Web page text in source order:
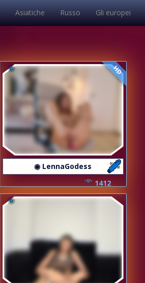
Asiatiche Russo Gli europei
HD
◉ LennaGodess
1412